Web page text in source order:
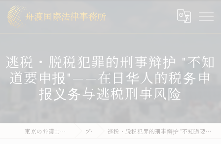
逃税・脱税犯罪的刑事辩护 "不知
道要申报"——在日华人的税务申
报义务与逃税刑事风险
東京の弁護士なら舟渡国際法律事務所 ブログ 逃税・脱税犯罪的刑事辩护 "不知道要申报"——在日华人的税务申报义务与逃税刑事风险